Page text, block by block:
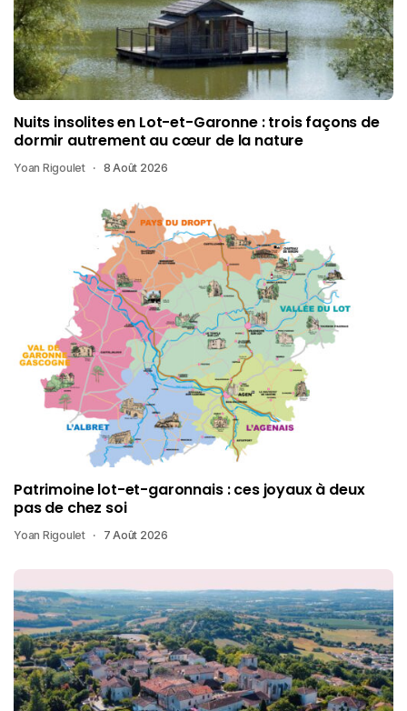
Nuits insolites en Lot-et-Garonne : trois façons de
dormir autrement au cœur de la nature
Yoan Rigoulet 8 Août 2026
Patrimoine lot-et-garonnais : ces joyaux à deux
pas de chez soi
Yoan Rigoulet 7 Août 2026